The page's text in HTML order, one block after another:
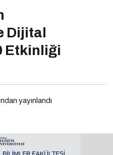
Dijital
Etkinliği
yayınlandı